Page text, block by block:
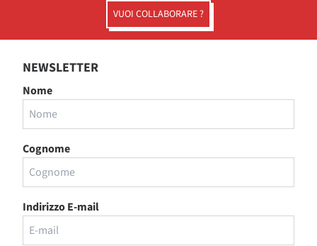
VUOI COLLABORARE ?
NEWSLETTER
Nome
Cognome
Indirizzo E-mail